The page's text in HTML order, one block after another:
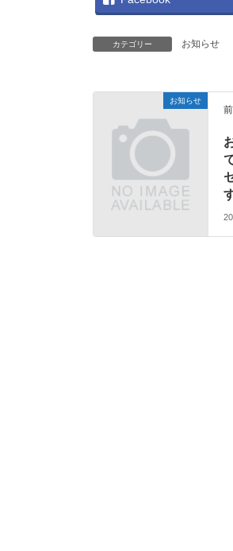
カテゴリー お知らせ
お知らせ